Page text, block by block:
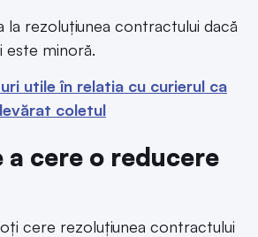
la rezoluțiunea contractului dacă
este minoră.
utile în relatia cu curierul ca
coletul
cere o reducere
cere rezoluțiunea contractului